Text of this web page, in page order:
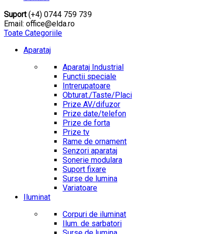
Suport(+4) 0744 759 739
Email: office@elda.ro
Toate Categoriile
Aparataj
Aparataj Industrial
Functii speciale
Intrerupatoare
Obturat./Taste/Placi
Prize AV/difuzor
Prize date/telefon
Prize de forta
Prize tv
Rame de ornament
Senzori aparataj
Sonerie modulara
Suport fixare
Surse de lumina
Variatoare
Iluminat
Corpuri de iluminat
Ilum. de sarbatori